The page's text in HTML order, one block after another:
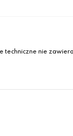
nie